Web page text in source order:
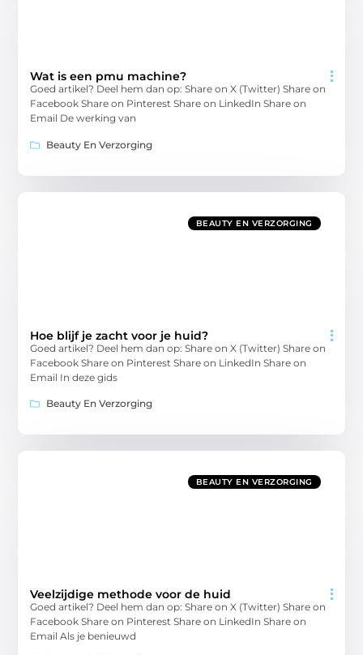
Wat is een pmu machine?
Goed artikel? Deel hem dan op: Share on X (Twitter) Share on
Facebook Share on Pinterest Share on LinkedIn Share on
Email De werking van
Beauty En Verzorging
BEAUTY EN VERZORGING
Hoe blijf je zacht voor je huid?
Goed artikel? Deel hem dan op: Share on X (Twitter) Share on
Facebook Share on Pinterest Share on LinkedIn Share on
Email In deze gids
Beauty En Verzorging
BEAUTY EN VERZORGING
Veelzijdige methode voor de huid
Goed artikel? Deel hem dan op: Share on X (Twitter) Share on
Facebook Share on Pinterest Share on LinkedIn Share on
Email Als je benieuwd